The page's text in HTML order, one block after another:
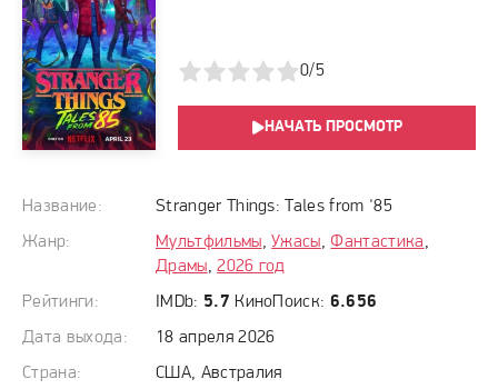
Название:
Stranger Things: Tales from '85
Жанр:
Мультфильмы,Ужасы, Фантастика,
Драмы,2026 год
Рейтинги:
IMDb: 5.7 КиноПоиск: 6.656
Дата выхода:
18 апреля 2026
Страна:
США, Австралия
1 2 3 4 0/5
НАЧАТЬ ПРОСМОТР